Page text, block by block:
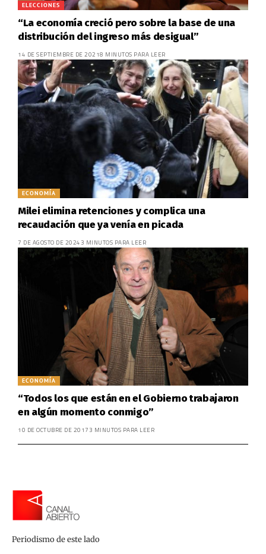
ELECCIONES
“La economía creció pero sobre la base de una
distribución del ingreso más desigual”
14 DE SEPTIEMBRE DE 20218 MINUTOS PARA LEER
ECONOMÍA
Milei elimina retenciones y complica una
recaudación que ya venía en picada
7 DE AGOSTO DE 2024 3 MINUTOS PARA LEER
ECONOMÍA
“Todos los que están en el Gobierno trabajaron
en algún momento conmigo”
10 DE OCTUBRE DE 2017 3 MINUTOS PARA LEER
Periodismo de este lado